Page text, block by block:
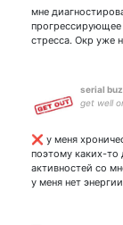
Член
мне
прогрессирующее
стресса. Окр уже
serial
get well
❌ у меня
поэтому каких-то
активностей со
у меня нет